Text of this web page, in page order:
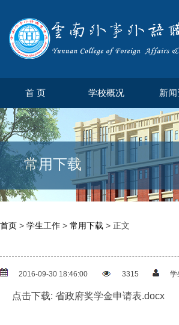
首 页 学校概况 新
常用下载
首页 > 学生工作 > 常用下载 > 正文
2016-09-30 18:46:00 3315 学
点击下载: 省政府奖学金申请表.docx